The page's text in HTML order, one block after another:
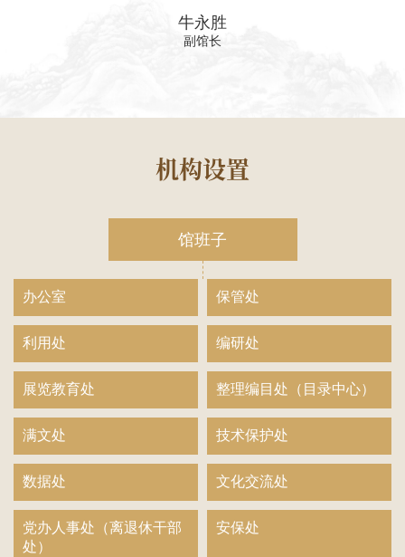
牛永胜
副馆长
机构设置
馆班子
办公室 保管处
利用处 编研处
展览教育处 整理编目处（目录中心）
满文处 技术保护处
数据处 文化交流处
党办人事处（离退休干部
处）
安保处